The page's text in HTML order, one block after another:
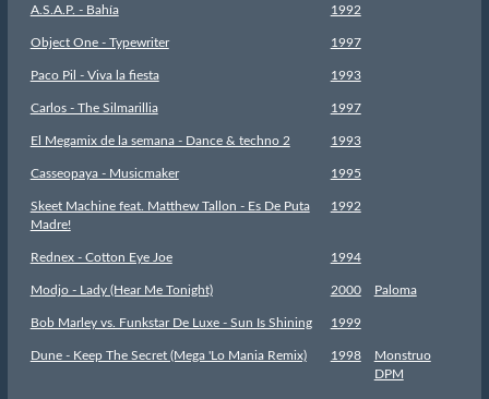
A.S.A.P. - Bahía 1992
Object One - Typewriter 1997
Paco Pil - Viva la fiesta 1993
Carlos - The Silmarillia 1997
El Megamix de la semana - Dance & techno 2 1993
Casseopaya - Musicmaker 1995
Skeet Machine feat. Matthew Tallon - Es De Puta
Madre!
1992
Rednex - Cotton Eye Joe 1994
Modjo - Lady (Hear Me Tonight) 2000 Paloma
Bob Marley vs. Funkstar De Luxe - Sun Is Shining 1999
Dune - Keep The Secret (Mega 'Lo Mania Remix) 1998
Monstruo
DPM